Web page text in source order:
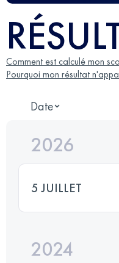
Comment est calculé mon
Pourquoi mon résultat
Date
2026
5 JUILLET
2024